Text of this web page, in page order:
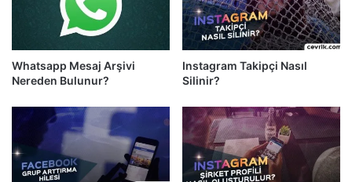
Whatsapp Mesaj Arşivi
Nereden Bulunur?
Instagram Takipçi Nasıl
Silinir?